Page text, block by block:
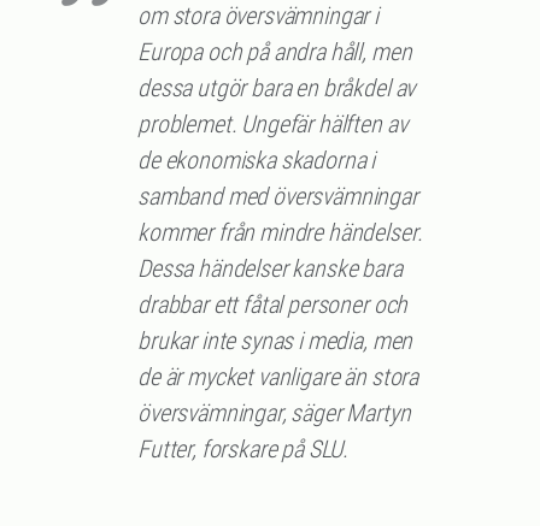
om stora översvämningar i
Europa och på andra håll, men
dessa utgör bara en bråkdel av
problemet. Ungefär hälften av
de ekonomiska skadorna i
samband med översvämningar
kommer från mindre händelser.
Dessa händelser kanske bara
drabbar ett fåtal personer och
brukar inte synas i media, men
de är mycket vanligare än stora
översvämningar, säger Martyn
Futter, forskare på SLU.